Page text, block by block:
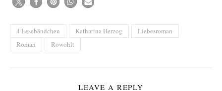
4 Lesebändchen Katharina Herzog
Liebesroman
Roman
Rowohlt
LEAVE A REPLY